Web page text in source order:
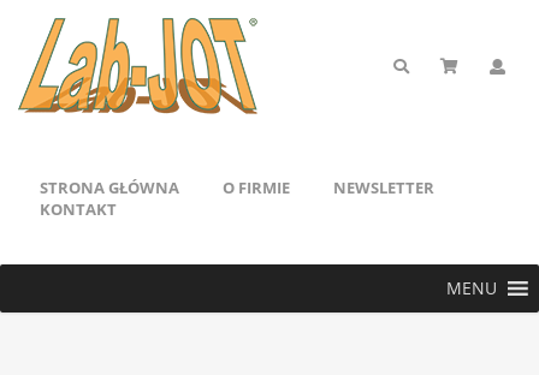
STRONA GŁÓWNA O FIRMIE
NEWSLETTER
KONTAKT
MENU